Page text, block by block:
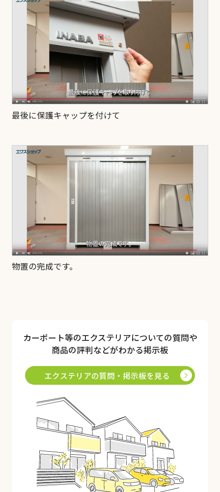
最後に保護キャップを付けて
物置の完成です。
カーポート等のエクステリアについての質問や
商品の評判などがわかる掲示板
エクステリアの質問・掲示板を見る